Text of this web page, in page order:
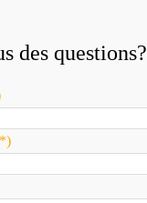
des questions?